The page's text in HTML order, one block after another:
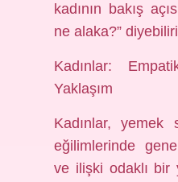
kadının bakış
ne alaka?”
Kadınlar:
Yaklaşım
Kadınlar, yemek
eğilimlerinde
ve ilişki odaklı bir